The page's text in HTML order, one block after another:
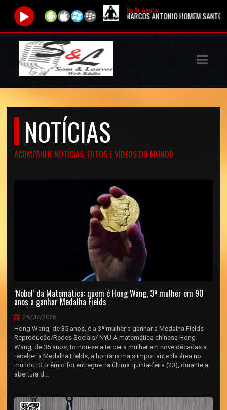
No Ar Agora:
Tocando agora:MARCOS ANTONIO HOMEM SANTO CD
NOTÍCIAS
ACOMPANHE NOTÍCIAS, FOTOS E VÍDEOS DO MUNDO
‘Nobel’ da Matemática: quem é Hong Wang, 3ª mulher em 90
anos a ganhar Medalha Fields
26/07/2026
Hong Wang, de 35 anos, é a 3ª mulher a ganhar a Medalha Fields
Reprodução/Redes Sociais/ NYU A matemática chinesa Hong
Wang, de 35 anos, tornou-se a terceira mulher em nove décadas a
receber a Medalha Fields, a honraria mais importante da área no
mundo. O prêmio foi entregue na última quinta-feira (23), durante a
abertura d...